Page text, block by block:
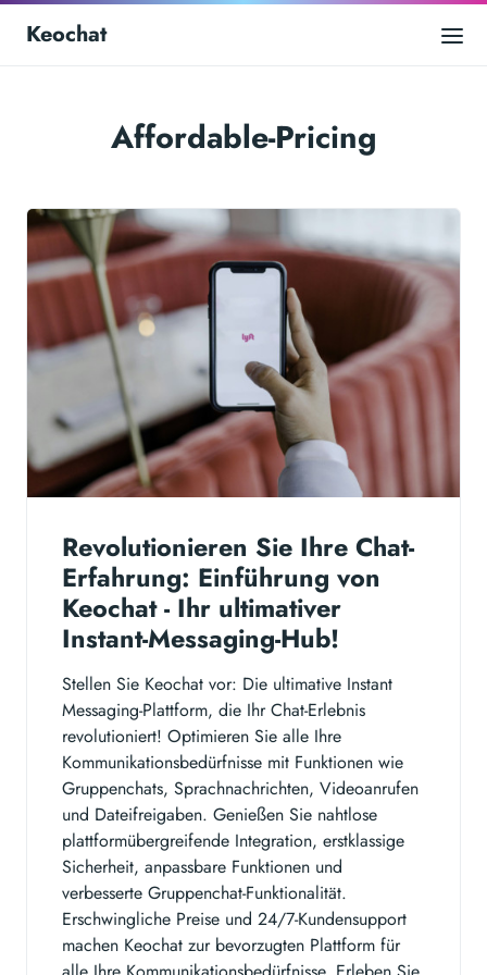
Keochat
Affordable-Pricing
Revolutionieren Sie Ihre Chat-
Erfahrung: Einführung von
Keochat - Ihr ultimativer
Instant-Messaging-Hub!
Stellen Sie Keochat vor: Die ultimative Instant
Messaging-Plattform, die Ihr Chat-Erlebnis
revolutioniert! Optimieren Sie alle Ihre
Kommunikationsbedürfnisse mit Funktionen wie
Gruppenchats, Sprachnachrichten, Videoanrufen
und Dateifreigaben. Genießen Sie nahtlose
plattformübergreifende Integration, erstklassige
Sicherheit, anpassbare Funktionen und
verbesserte Gruppenchat-Funktionalität.
Erschwingliche Preise und 24/7-Kundensupport
machen Keochat zur bevorzugten Plattform für